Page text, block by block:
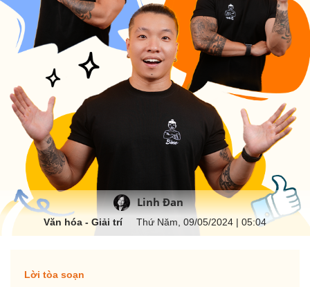
Linh Đan
Văn hóa - Giải trí Thứ Năm, 09/05/2024 | 05:04
Lời tòa soạn